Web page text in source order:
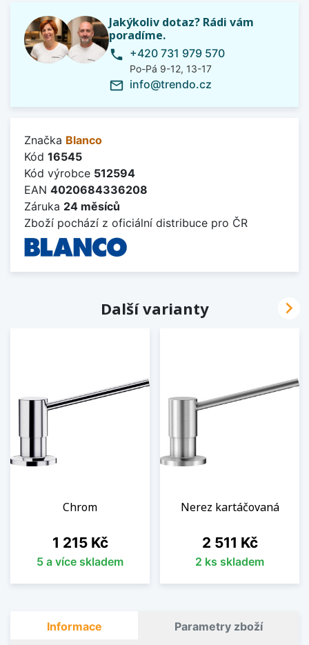
Jakýkoliv dotaz? Rádi vám
poradíme.
phone +420 731 979 570
Po-Pá 9-12, 13-17
mail_outline info@trendo.cz
Značka Blanco
Kód 16545
Kód výrobce 512594
EAN 4020684336208
Záruka 24 měsíců
Zboží pochází z oficiální distribuce pro ČR
Další varianty
Chrom
Cena
1 215 Kč
5 a více skladem
Nerez kartáčovaná
Cena
2 511 Kč
2 ks skladem

Informace Parametry zboží